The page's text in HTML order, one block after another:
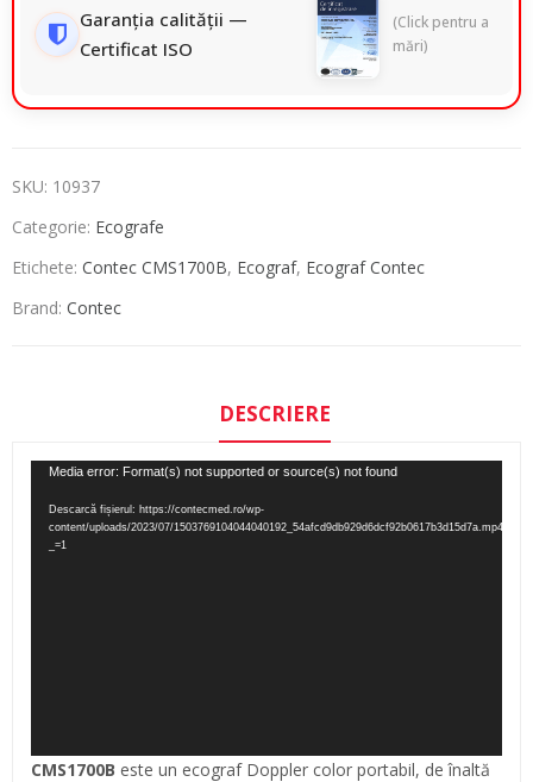
Garanția calității —
Certificat ISO
(Click pentru a
mări)
SKU: 10937
Categorie: Ecografe
Etichete: Contec CMS1700B, Ecograf, Ecograf Contec
Brand: Contec
DESCRIERE
Player
video
Media error: Format(s) not supported or source(s) not found
Descarcă fișierul: https://contecmed.ro/wp-
content/uploads/2023/07/1503769104044040192_54afcd9db929d6dcf92b0617b3d15d7a.mp4?
_=1
CMS1700B este un ecograf Doppler color portabil, de înaltă